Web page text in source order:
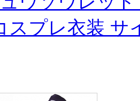
スプレ衣装